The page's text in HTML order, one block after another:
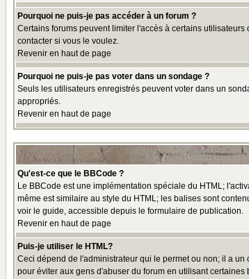
Pourquoi ne puis-je pas accéder à un forum ?
Certains forums peuvent limiter l'accès à certains
contacter si vous le voulez.
Revenir en haut de page
Pourquoi ne puis-je pas voter dans un sondage ?
Seuls les utilisateurs enregistrés peuvent voter dans un
appropriés.
Revenir en haut de page
Qu'est-ce que le BBCode ?
Le BBCode est une implémentation spéciale du HTML;
même est similaire au style du HTML; les balises sont
voir le guide, accessible depuis le formulaire de publication.
Revenir en haut de page
Puis-je utiliser le HTML?
Ceci dépend de l'administrateur qui le permet ou non; il a
pour éviter aux gens d'abuser du forum en utilisant